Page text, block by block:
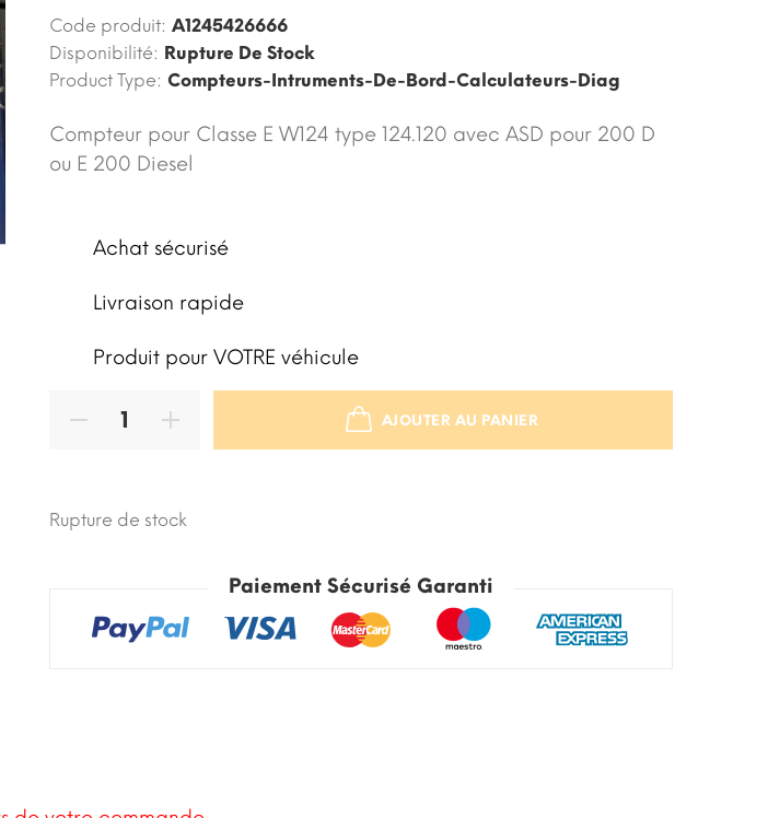
Code produit: A1245426666
Disponibilité: Rupture De Stock
Product Type: Compteurs-Intruments-De-Bord-Calculateurs-Diag
Compteur pour Classe E W124 type 124.120 avec ASD pour 200 D
ou E 200 Diesel
Achat sécurisé
Livraison rapide
Produit pour VOTRE véhicule
AJOUTER AU PANIER
Rupture de stock
Paiement Sécurisé Garanti